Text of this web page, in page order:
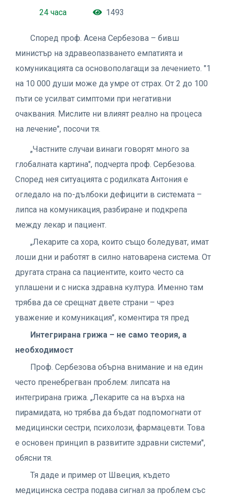
24 часа
1493
Според проф. Асена Сербезова – бивш
министър на здравеопазването емпатията и
комуникацията са основополагащи за лечението. "1
на 10 000 души може да умре от страх. От 2 до 100
пъти се усилват симптоми при негативни
очаквания. Мислите ни влияят реално на процеса
на лечение", посочи тя.
„Частните случаи винаги говорят много за
глобалната картина", подчерта проф. Сербезова.
Според нея ситуацията с родилката Антония е
огледало на по-дълбоки дефицити в системата –
липса на комуникация, разбиране и подкрепа
между лекар и пациент.
„Лекарите са хора, които също боледуват, имат
лоши дни и работят в силно натоварена система. От
другата страна са пациентите, които често са
уплашени и с ниска здравна култура. Именно там
трябва да се срещнат двете страни – чрез
уважение и комуникация", коментира тя пред
Интегрирана грижа – не само теория, а
необходимост
Проф. Сербезова обърна внимание и на един
често пренебрегван проблем: липсата на
интегрирана грижа. „Лекарите са на върха на
пирамидата, но трябва да бъдат подпомогнати от
медицински сестри, психолози, фармацевти. Това
е основен принцип в развитите здравни системи",
обясни тя.
Тя даде и пример от Швеция, където
медицинска сестра подава сигнал за проблем със